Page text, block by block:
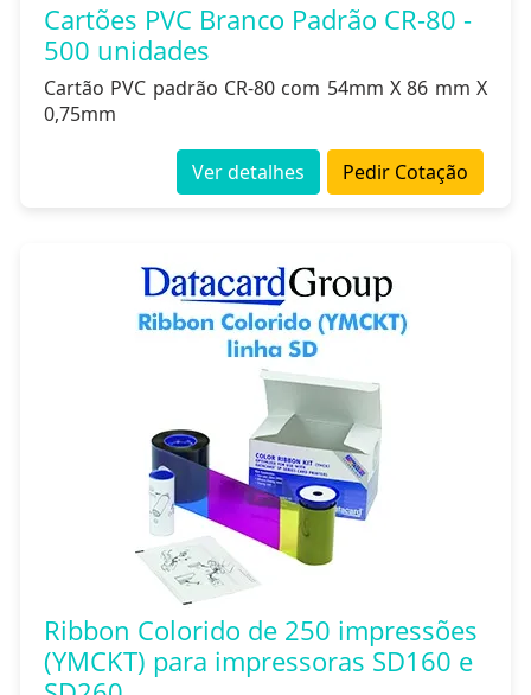
Cartões PVC Branco Padrão CR-80 -
500 unidades
Cartão PVC padrão CR-80 com 54mm X 86 mm X
0,75mm
Pedir Cotação
Ver detalhes
Ribbon Colorido de 250 impressões
(YMCKT) para impressoras SD160 e